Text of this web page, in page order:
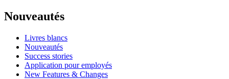
Nouveautés
Livres blancs
Nouveautés
Success stories
Application pour employés
New Features & Changes